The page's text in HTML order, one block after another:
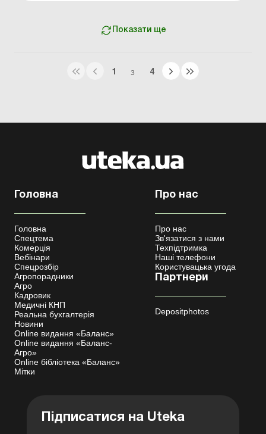
Показати ще
1 З 4
Головна
Головна
Спецтема
Комерція
Вебінари
Спецрозбір
Агропорадники
Агро
Кадровик
Медичні КНП
Реальна бухгалтерія
Новини
Online видання «Баланс»
Online видання «Баланс-
Агро»
Online бібліотека «Баланс»
Мітки
Про нас
Про нас
Зв'язатися з нами
Техпідтримка
Наші телефони
Користувацька угода
Партнери
Depositphotos
Підписатися на Uteka